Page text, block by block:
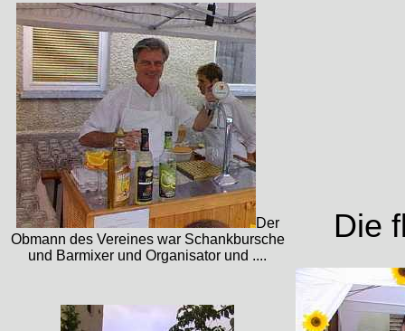
Der
Obmann des Vereines war Schankbursche
und Barmixer und Organisator und ....
Die